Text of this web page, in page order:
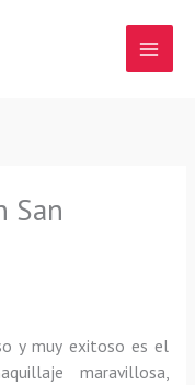
San
y muy exitoso es el
maravillosa,